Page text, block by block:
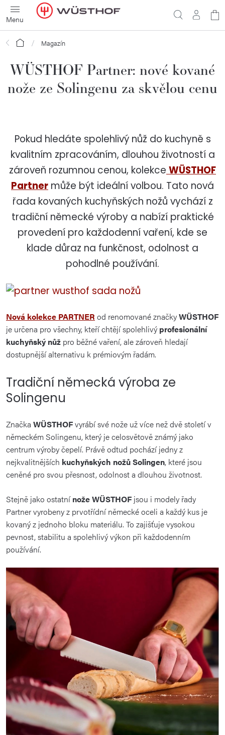
Přejít
na
obsah
Domů Magazín
WÜSTHOF Partner: nové kované
nože ze Solingenu za skvělou cenu
Pokud hledáte spolehlivý nůž do kuchyně s
kvalitním zpracováním, dlouhou životností a
zároveň rozumnou cenou, kolekce WÜSTHOF
Partner může být ideální volbou. Tato nová
řada kovaných kuchyňských nožů vychází z
tradiční německé výroby a nabízí praktické
provedení pro každodenní vaření, kde se
klade důraz na funkčnost, odolnost a
pohodlné používání.
Nová kolekce PARTNER od renomované značkyWÜSTHOF
je určena pro všechny, kteří chtějí spolehlivý profesionální
kuchyňský nůž pro běžné vaření, ale zároveň hledají
dostupnější alternativu k prémiovým řadám.
Tradiční německá výroba ze
Solingenu
Značka WÜSTHOFvyrábí své nože už více než dvě století v
německém Solingenu, který je celosvětově známý jako
centrum výroby čepelí. Právě odtud pochází jedny z
nejkvalitnějších kuchyňských nožů Solingen, které jsou
ceněné pro svou přesnost, odolnost a dlouhou životnost.
Stejně jako ostatnínože WÜSTHOF jsou i modely řady
Partner vyrobeny z prvotřídní německé oceli a každý kus je
kovaný z jednoho bloku materiálu. To zajišťuje vysokou
pevnost, stabilitu a spolehlivý výkon při každodenním
používání.